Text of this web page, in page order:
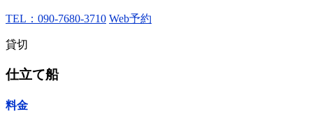
TEL：090-7680-3710 Web予約
貸切
仕立て船
料金